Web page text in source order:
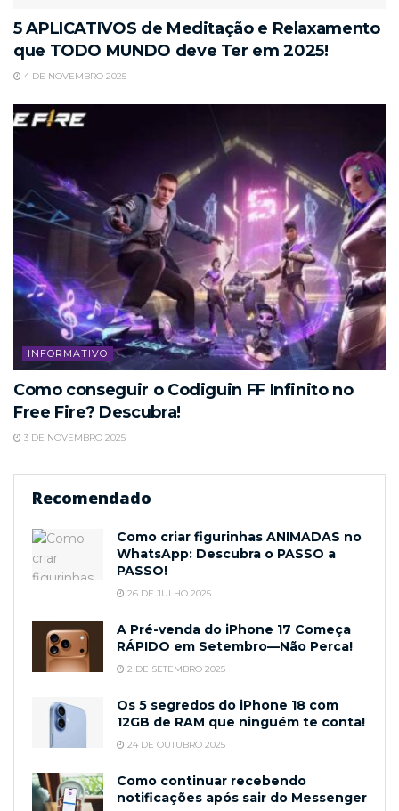
5 APLICATIVOS de Meditação e Relaxamento
que TODO MUNDO deve Ter em 2025!
4 DE NOVEMBRO 2025
INFORMATIVO
Como conseguir o Codiguin FF Infinito no
Free Fire? Descubra!
3 DE NOVEMBRO 2025
Recomendado
Como criar figurinhas ANIMADAS no
WhatsApp: Descubra o PASSO a
PASSO!
26 DE JULHO 2025
A Pré-venda do iPhone 17 Começa
RÁPIDO em Setembro—Não Perca!
2 DE SETEMBRO 2025
Os 5 segredos do iPhone 18 com
12GB de RAM que ninguém te conta!
24 DE OUTUBRO 2025
Como continuar recebendo
notificações após sair do Messenger